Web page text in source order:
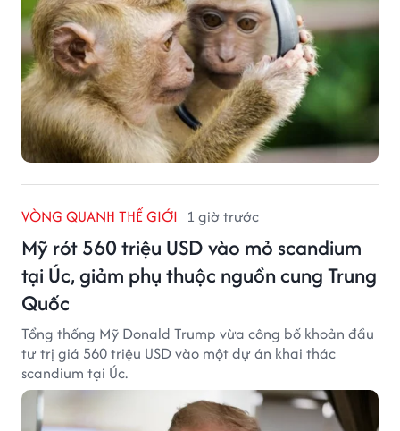
VÒNG QUANH THẾ GIỚI 1 giờ trước
Mỹ rót 560 triệu USD vào mỏ scandium
tại Úc, giảm phụ thuộc nguồn cung Trung
Quốc
Tổng thống Mỹ Donald Trump vừa công bố khoản đầu
tư trị giá 560 triệu USD vào một dự án khai thác
scandium tại Úc.